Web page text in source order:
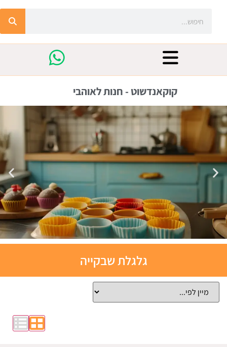
קוקאנדשוט - חנות לאוהבי
תבניות
אפייה
סיליקון
גלגלת שבקייה